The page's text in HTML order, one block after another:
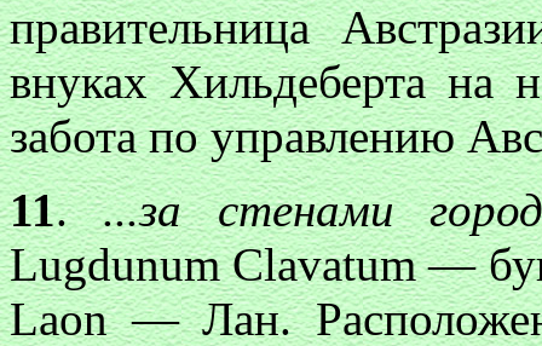
правительница
внуках Хильдеберта на
забота по управлению
11....за стенами
Lugdunum Clavatum —
Laon — Лан.